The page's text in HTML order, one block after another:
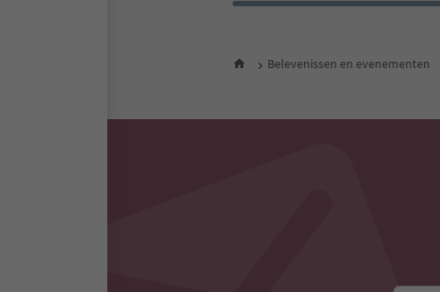
Belevenissen en evenementen